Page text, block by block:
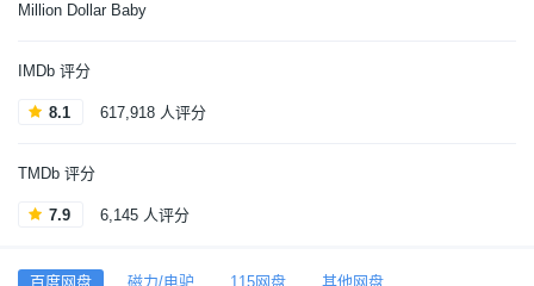
Million Dollar Baby
IMDb 评分
8.1 617,918 人评分
TMDb 评分
7.9 6,145 人评分
百度网盘 磁力/电驴 115网盘 其他网盘